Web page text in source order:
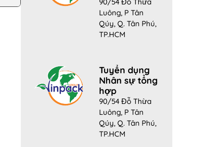
Luông, P Tân
Qúy, Q. Tân Phú,
TP.HCM
Tuyển dụng
Nhân sự tổng
hợp
90/54 Đỗ Thừa
Luông, P Tân
Qúy, Q. Tân Phú,
TP.HCM